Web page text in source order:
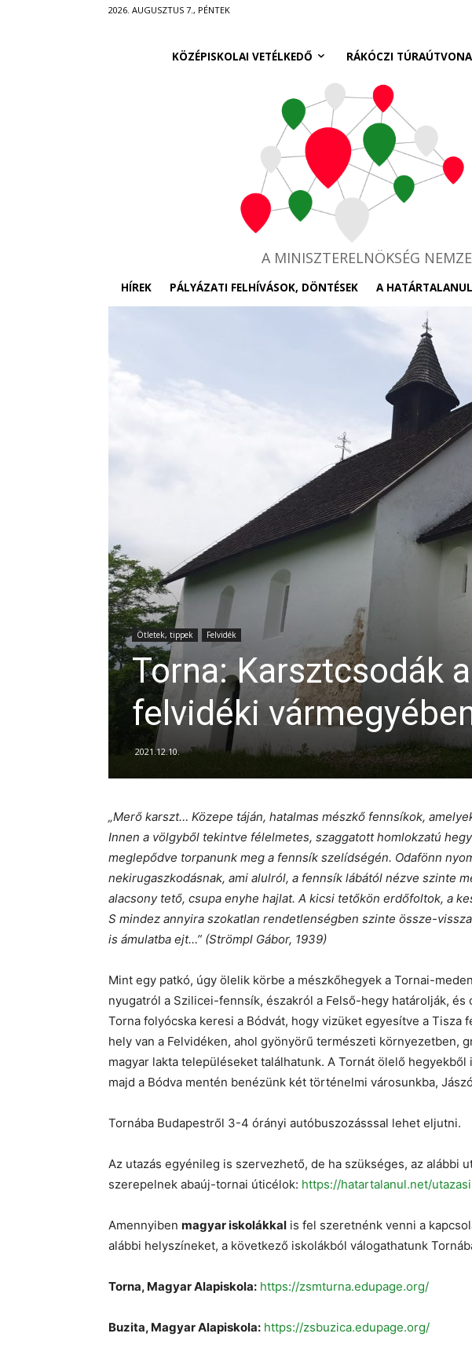
2026. AUGUSZTUS 7., PÉNTEK
KÖZÉPISKOLAI VETÉLKEDŐ RÁKÓCZI
A MINISZTERELNÖKSÉG
HÍREK PÁLYÁZATI FELHÍVÁSOK, DÖNTÉSEK A
Ötletek, tippek Felvidék
Torna: Karsztcsodák
felvidéki
2021.12.10.
„Merő karszt… Közepe táján, hatalmas mészkő fennsíkok,
Innen a völgyből tekintve félelmetes, szaggatott homlokzatú
meglepődve torpanunk meg a fennsík szelídségén. Odafönn
nekirugaszkodásnak, ami alulról, a fennsík lábától nézve szinte
alacsony tető, csupa enyhe hajlat. A kicsi tetőkön erdőfoltok, a
S mindez annyira szokatlan rendetlenségben szinte össze-
is ámulatba ejt…” (Strömpl Gábor, 1939)
Mint egy patkó, úgy ölelik körbe a mészkőhegyek a Tornai-
nyugatról a Szilicei-fennsík, északról a Felső-hegy határolják, és
Torna folyócska keresi a Bódvát, hogy vizüket egyesítve a Tisza
hely van a Felvidéken, ahol gyönyörű természeti környezetben,
magyar lakta településeket találhatunk. A Tornát ölelő
majd a Bódva mentén benézünk két történelmi városunkba,
Tornába Budapestről 3-4 órányi autóbuszozásssal lehet eljutni.
Az utazás egyénileg is szervezhető, de ha szükséges, az alábbi
szerepelnek abaúj-tornai úticélok: https://hatartalanul.net/
Amennyiben magyar iskolákkal is fel szeretnénk venni a
alábbi helyszíneket, a következő iskolákból válogathatunk
Torna, Magyar Alapiskola: https://zsmturna.edupage.org/
Buzita, Magyar Alapiskola: https://zsbuzica.edupage.org/